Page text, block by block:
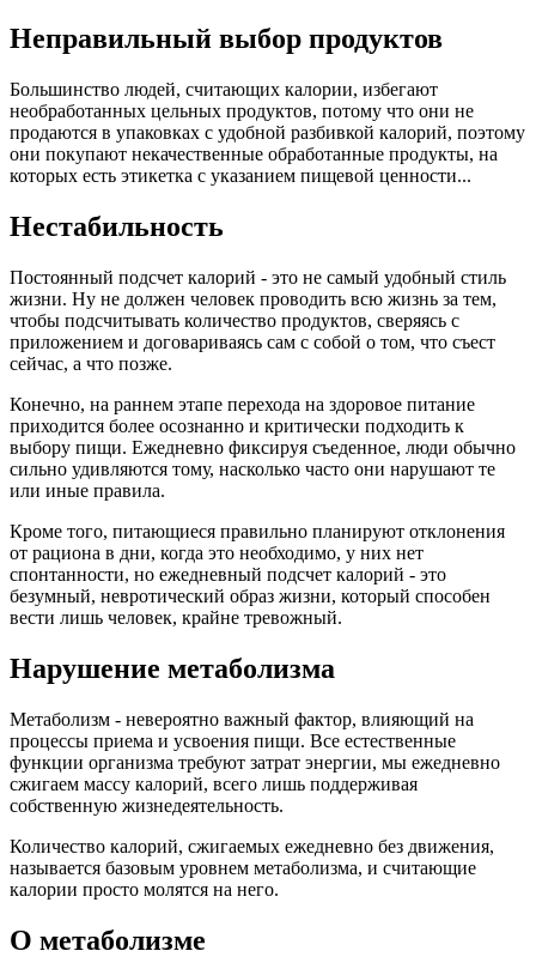
Неправильный выбор продуктов
Большинство людей, считающих калории, избегают
необработанных цельных продуктов, потому что они не
продаются в упаковках с удобной разбивкой калорий, поэтому
они покупают некачественные обработанные продукты, на
которых есть этикетка с указанием пищевой ценности...
Нестабильность
Постоянный подсчет калорий - это не самый удобный стиль
жизни. Ну не должен человек проводить всю жизнь за тем,
чтобы подсчитывать количество продуктов, сверяясь с
приложением и договариваясь сам с собой о том, что съест
сейчас, а что позже.
Конечно, на раннем этапе перехода на здоровое питание
приходится более осознанно и критически подходить к
выбору пищи. Ежедневно фиксируя съеденное, люди обычно
сильно удивляются тому, насколько часто они нарушают те
или иные правила.
Кроме того, питающиеся правильно планируют отклонения
от рациона в дни, когда это необходимо, у них нет
спонтанности, но ежедневный подсчет калорий - это
безумный, невротический образ жизни, который способен
вести лишь человек, крайне тревожный.
Нарушение метаболизма
Метаболизм - невероятно важный фактор, влияющий на
процессы приема и усвоения пищи. Все естественные
функции организма требуют затрат энергии, мы ежедневно
сжигаем массу калорий, всего лишь поддерживая
собственную жизнедеятельность.
Количество калорий, сжигаемых ежедневно без движения,
называется базовым уровнем метаболизма, и считающие
калории просто молятся на него.
О метаболизме